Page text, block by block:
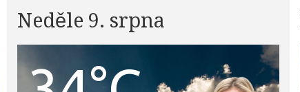
Neděle 9. srpna